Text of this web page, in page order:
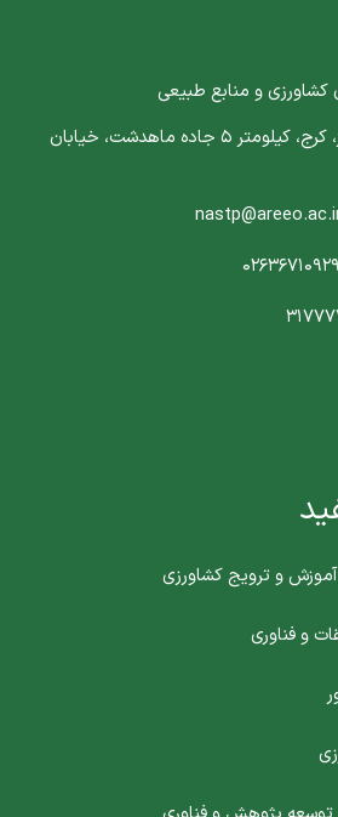
کشاورزی و منابع طبیعی
آدرس : استان البرز، کرج، کیلومتر 5 جاده ماهدشت، خیابان
و ترویج کشاورزی
و فناوری